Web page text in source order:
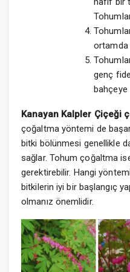
ortamda
genç
bahçeye
Kanayan Kalpler Çiçeği
çoğaltma yöntemi de
bitki bölünmesi genellikle
sağlar. Tohum çoğaltma
gerektirebilir. Hangi
bitkilerin iyi bir başlangıç
olmanız önemlidir.